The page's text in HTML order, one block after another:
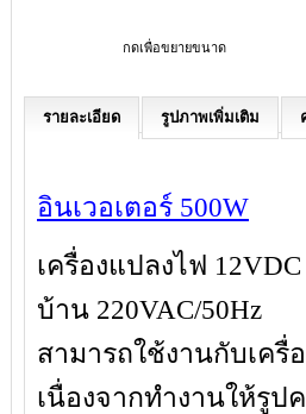
กดเพื่อขยายขนาด
รายละเอียด รูปภาพเพิ่มเติม
อินเวอเตอร์ 500W
เครื่องแปลงไฟ
บ้าน 220VAC/50Hz
สามารถใช้งานกับเค
เนื่องจากทำงานให้รูป